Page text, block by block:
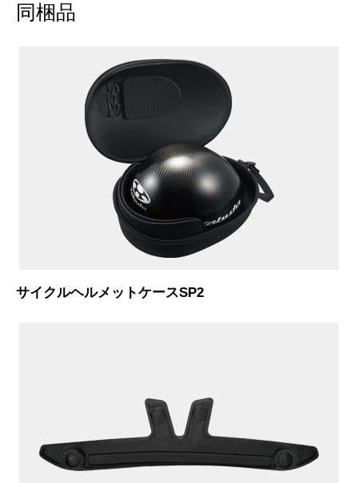
同梱品
サイクルヘルメットケースSP2